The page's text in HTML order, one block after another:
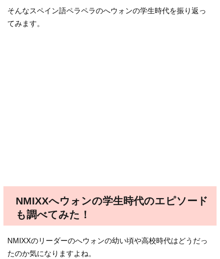
そんなスペイン語ペラペラのへウォンの学生時代を振り返っ
てみます。
NMIXXへウォンの学生時代のエピソード
も調べてみた！
NMIXXのリーダーのへウォンの幼い頃や高校時代はどうだっ
たのか気になりますよね。